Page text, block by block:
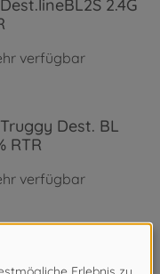
2.4G
verfügbar
Truggy Dest. BL
RTR
verfügbar